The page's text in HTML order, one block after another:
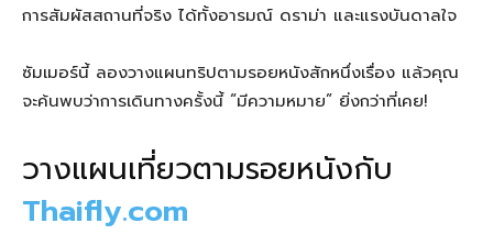
การสัมผัสสถานที่จริง ได้ทั้งอารมณ์ ดราม่า และแรงบันดาลใจ
ซัมเมอร์นี้ ลองวางแผนทริปตามรอยหนังสักหนึ่งเรื่อง แล้วคุณ
จะค้นพบว่าการเดินทางครั้งนี้ “มีความหมาย” ยิ่งกว่าที่เคย!
วางแผนเที่ยวตามรอยหนังกับ
Thaifly.com